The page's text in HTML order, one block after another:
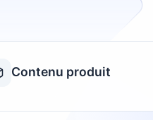
Contenu produit